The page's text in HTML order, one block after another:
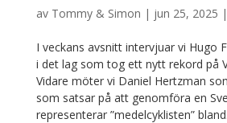
av Tommy & Simon | jun 25, 2025 |
I veckans avsnitt intervjuar vi Hugo
i det lag som tog ett nytt rekord på
Vidare möter vi Daniel Hertzman
som satsar på att genomföra en
representerar ”medelcyklisten”